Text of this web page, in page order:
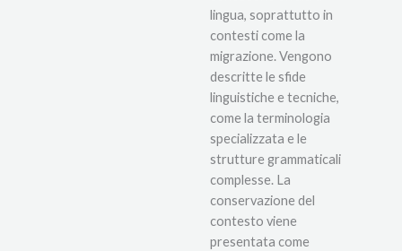
lingua, soprattutto in
contesti come la
migrazione. Vengono
descritte le sfide
linguistiche e tecniche,
come la terminologia
specializzata e le
strutture grammaticali
complesse. La
conservazione del
contesto viene
presentata come